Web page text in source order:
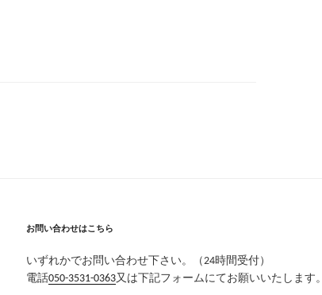
お問い合わせはこちら
いずれかでお問い合わせ下さい。（24時間受付）
電話050-3531-0363又は下記フォームにてお願いいたします。